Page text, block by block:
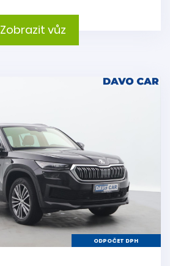
Zobrazit vůz
ODPOČET DPH